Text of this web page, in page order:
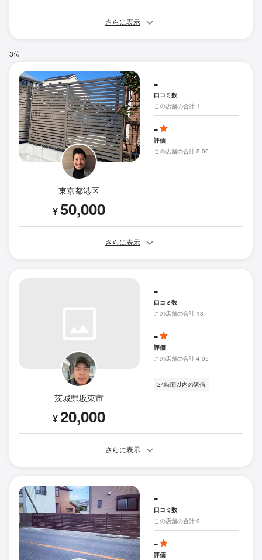
さらに表示
3位
東京都港区
¥50,000
-
口コミ数
この店舗の合計 1
-
評価
この店舗の合計 5.00
さらに表示
茨城県坂東市
¥20,000
-
口コミ数
この店舗の合計 18
-
評価
この店舗の合計 4.05
24時間以内の返信
さらに表示
-
口コミ数
この店舗の合計 9
-
評価